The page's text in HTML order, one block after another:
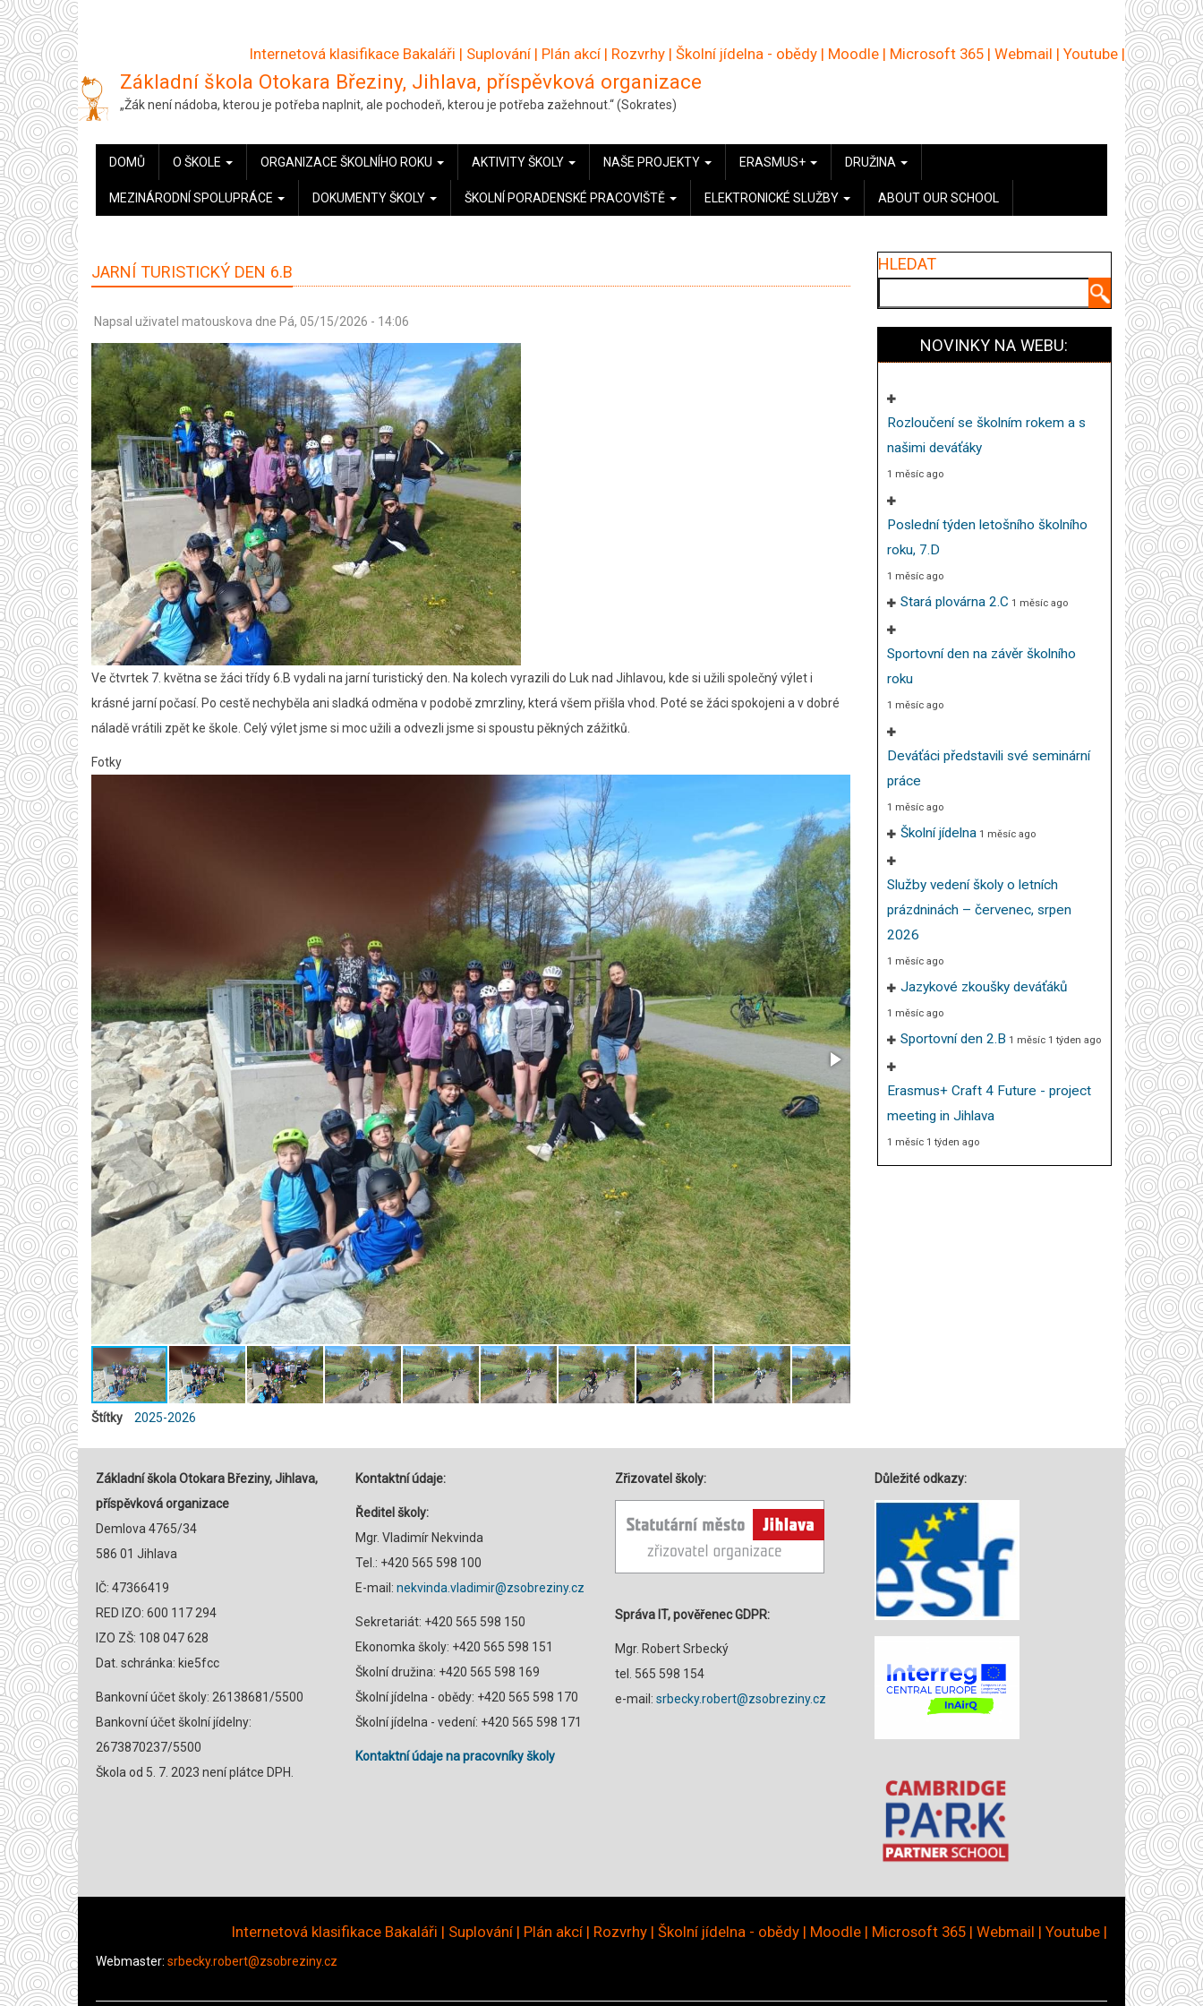
Přejít
k
hlavnímu
obsahu
Internetová klasifikace Bakaláři | Suplování | Plán akcí | Rozvrhy | Školní jídelna - obědy | Moodle | Microsoft 365 | Webmail | Youtube |
Základní škola Otokara Březiny, Jihlava, příspěvková organizace
„Žák není nádoba, kterou je potřeba naplnit, ale pochodeň, kterou je potřeba zažehnout.“ (Sokrates)
HLAVNÍ
NAVIGACE
DOMŮ O ŠKOLE ORGANIZACE ŠKOLNÍHO ROKU AKTIVITY ŠKOLY NAŠE PROJEKTY ERASMUS+ DRUŽINA
MEZINÁRODNÍ SPOLUPRÁCE DOKUMENTY ŠKOLY ŠKOLNÍ PORADENSKÉ PRACOVIŠTĚ ELEKTRONICKÉ SLUŽBY ABOUT OUR SCHOOL
JARNÍ TURISTICKÝ DEN 6.B
Napsal uživatel matouskova dne Pá, 05/15/2026 - 14:06
Ve čtvrtek 7. května se žáci třídy 6.B vydali na jarní turistický den. Na kolech vyrazili do Luk nad Jihlavou, kde si užili společný výlet i
krásné jarní počasí. Po cestě nechyběla ani sladká odměna v podobě zmrzliny, která všem přišla vhod. Poté se žáci spokojeni a v dobré
náladě vrátili zpět ke škole. Celý výlet jsme si moc užili a odvezli jsme si spoustu pěkných zážitků.
Fotky
Štítky 2025-2026
HLEDAT
NOVINKY NA WEBU:
Rozloučení se školním rokem a s
našimi deváťáky
1 měsíc ago
Poslední týden letošního školního
roku, 7.D
1 měsíc ago
Stará plovárna 2.C 1 měsíc ago
Sportovní den na závěr školního
roku
1 měsíc ago
Deváťáci představili své seminární
práce
1 měsíc ago
Školní jídelna 1 měsíc ago
Služby vedení školy o letních
prázdninách – červenec, srpen
2026
1 měsíc ago
Jazykové zkoušky deváťáků
1 měsíc ago
Sportovní den 2.B 1 měsíc 1 týden ago
Erasmus+ Craft 4 Future - project
meeting in Jihlava
1 měsíc 1 týden ago
Základní škola Otokara Březiny, Jihlava,
příspěvková organizace
Demlova 4765/34
586 01 Jihlava
IČ: 47366419
RED IZO: 600 117 294
IZO ZŠ: 108 047 628
Dat. schránka: kie5fcc
Bankovní účet školy: 26138681/5500
Bankovní účet školní jídelny:
2673870237/5500
Škola od 5. 7. 2023 není plátce DPH.
Kontaktní údaje:
Ředitel školy:
Mgr. Vladimír Nekvinda
Tel.: +420 565 598 100
E-mail: nekvinda.vladimir@zsobreziny.cz
Sekretariát: +420 565 598 150
Ekonomka školy: +420 565 598 151
Školní družina: +420 565 598 169
Školní jídelna - obědy: +420 565 598 170
Školní jídelna - vedení: +420 565 598 171
Kontaktní údaje na pracovníky školy
Zřizovatel školy:
Správa IT, pověřenec GDPR:
Mgr. Robert Srbecký
tel. 565 598 154
e-mail: srbecky.robert@zsobreziny.cz
Důležité odkazy:
Internetová klasifikace Bakaláři | Suplování | Plán akcí | Rozvrhy | Školní jídelna - obědy | Moodle | Microsoft 365 | Webmail | Youtube |
Webmaster: srbecky.robert@zsobreziny.cz